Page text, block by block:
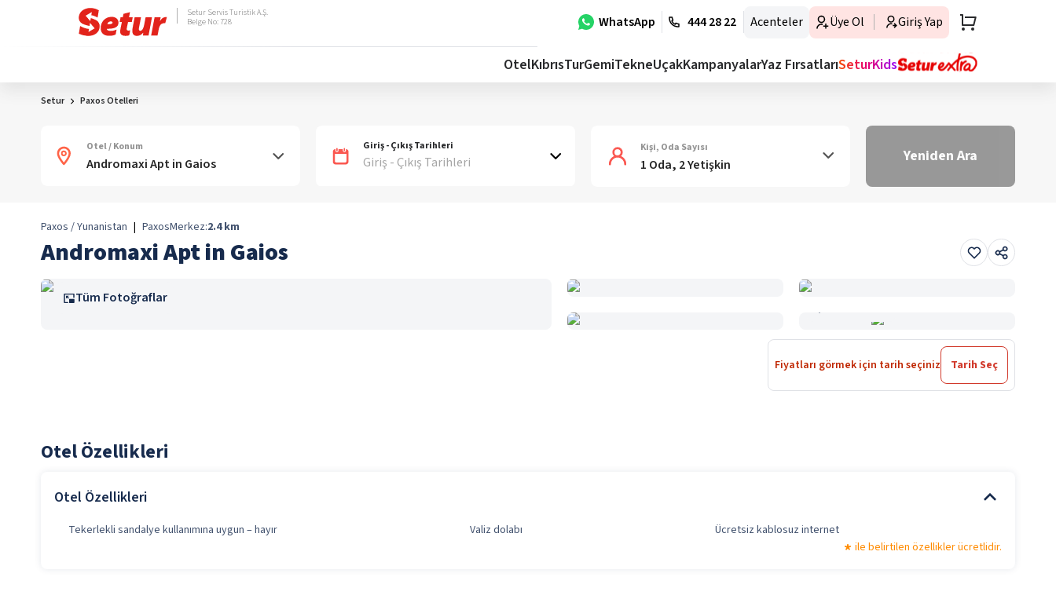
WhatsApp 444 28 22 Acenteler Üye Ol Giriş Yap
Setur Servis Turistik A.Ş.
Belge No: 728
OtelKıbrısTurGemiTekneUçakKampanyalarYaz FırsatlarıSeturKids
Setur Paxos Otelleri
Otel / Konum Giriş - Çıkış Tarihleri
Giriş - Çıkış Tarihleri
Kişi, Oda Sayısı
1 Oda, 2 Yetişkin Yeniden Ara
Paxos / Yunanistan | PaxosMerkez:2.4 km
Andromaxi Apt in Gaios
Tüm Fotoğraflar
Fiyatları görmek için tarih seçiniz Tarih Seç
Otel Özellikleri
Otel Özellikleri
Tekerlekli sandalye kullanımına uygun – hayır Valiz dolabı
Ücretsiz kablosuz internet
ile belirtilen özellikler ücretlidir.